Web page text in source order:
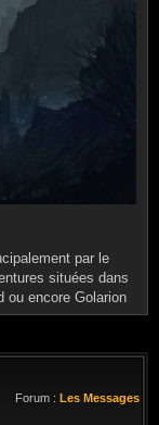
par le
situées dans
ou encore Golarion
Forum : Les Messages